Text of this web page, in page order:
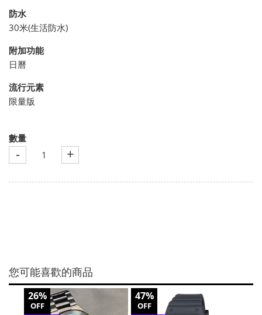
防水
30米(生活防水)
附加功能
日曆
流行元素
限量版
數量
- +
您可能喜歡的商品
26%
OFF
47%
OFF